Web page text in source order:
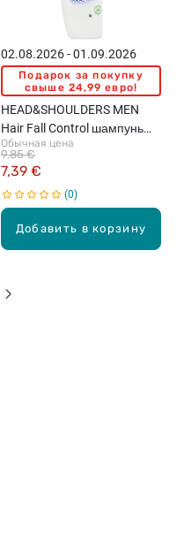
Добавить в корзину
02.08.2026 - 01.09.2026
Подарок за покупку
свыше 24,99 евро!
HEAD&SHOULDERS MEN
Hair Fall Control шампунь
для волос, 330мл
Обычная цена
7,39 €
9,85 €
0